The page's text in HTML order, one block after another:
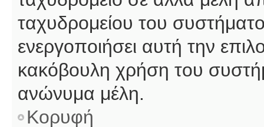
ταχυδρομείου του
ενεργοποιήσει αυτή την
κακόβουλη χρήση του
ανώνυμα μέλη.
Κορυφή